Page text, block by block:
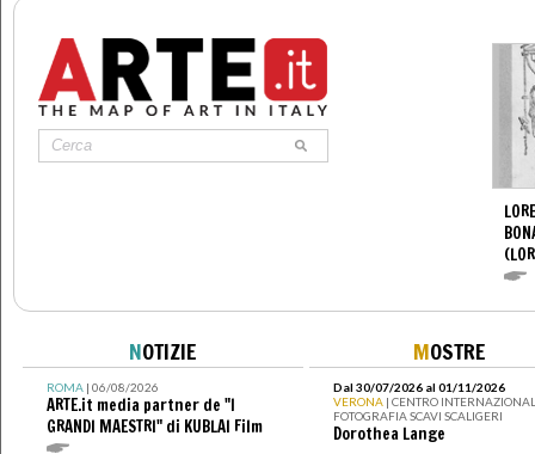
NOTIZIE
ROMA| 06/08/2026
ARTE.it media partner de "I
GRANDI MAESTRI" di KUBLAI Film
MOSTRE
Dal 30/07/2026 al 01/11/2026
VERONA | CENTRO
FOTOGRAFIA SCAVI SCALIGERI
Dorothea Lange